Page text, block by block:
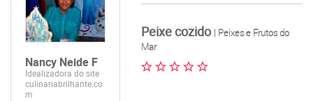
Nancy Neide F
Idealizadora do site
culinariabrilhante.co
m
Peixe cozido | Peixes e Frutos do
Mar